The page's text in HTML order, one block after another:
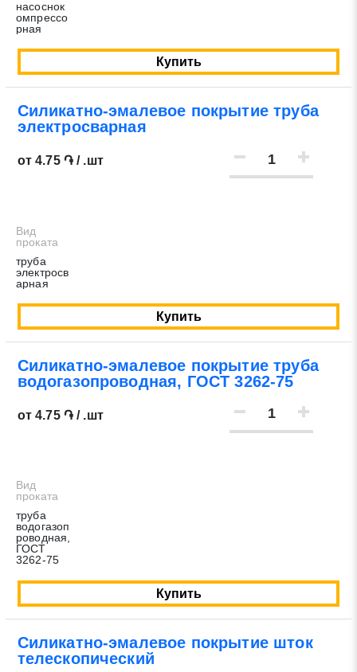
насоснок
омпрессо
рная
Купить
Силикатно-эмалевое покрытие труба
электросварная
от 4.75 ֏ / .шт
Вид
проката
труба
электросв
арная
Купить
Силикатно-эмалевое покрытие труба
водогазопроводная, ГОСТ 3262-75
от 4.75 ֏ / .шт
Вид
проката
труба
водогазоп
роводная,
ГОСТ
3262-75
Купить
Силикатно-эмалевое покрытие шток
телескопический